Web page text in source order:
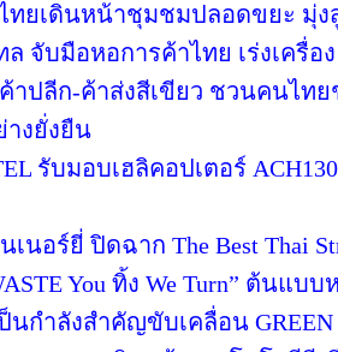
ยเดินหน้าชุมชมปลอดขยะ มุ่งสู่
ล จับมือหอการค้าไทย เร่งเครื่อ
าปลีก-ค้าส่งสีเขียว ชวนคนไท
างยั่งยืน
รับมอบเฮลิคอปเตอร์
นอร์ยี่ ปิดฉาก The Best Thai
You ทิ้ง We Turn” ต้นแ
นกำลังสำคัญขับเคลื่อน